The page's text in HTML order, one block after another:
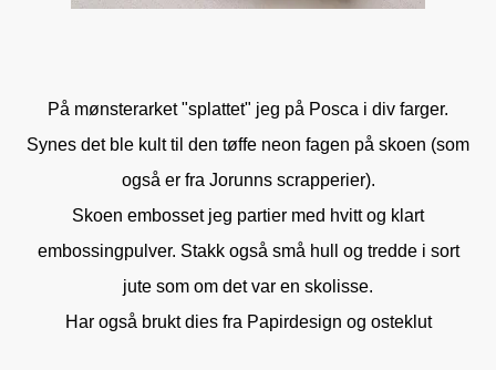
På mønsterarket "splattet" jeg på Posca i div farger.
Synes det ble kult til den tøffe neon fagen på skoen (som
også er fra Jorunns scrapperier).
Skoen embosset jeg partier med hvitt og klart
embossingpulver. Stakk også små hull og tredde i sort
jute som om det var en skolisse.
Har også brukt dies fra Papirdesign og osteklut